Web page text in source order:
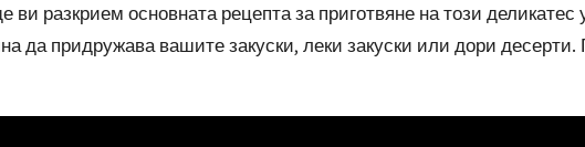
ви разкрием основната рецепта за приготвяне на този
да придружава вашите закуски, леки закуски или дори десерти.